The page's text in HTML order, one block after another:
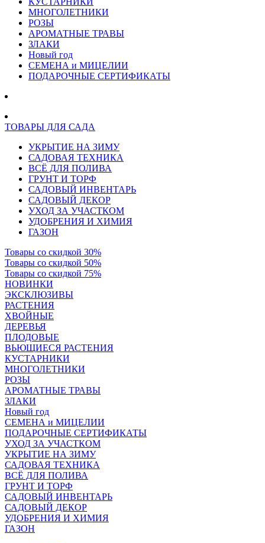
МНОГОЛЕТНИКИ
РОЗЫ
АРОМАТНЫЕ ТРАВЫ
ЗЛАКИ
Новый год
СЕМЕНА и МИЦЕЛИИ
ПОДАРОЧНЫЕ СЕРТИФИКАТЫ
ТОВАРЫ ДЛЯ САДА
УКРЫТИЕ НА ЗИМУ
САДОВАЯ ТЕХНИКА
ВСЁ ДЛЯ ПОЛИВА
ГРУНТ И ТОРФ
САДОВЫЙ ИНВЕНТАРЬ
САДОВЫЙ ДЕКОР
УХОД ЗА УЧАСТКОМ
УДОБРЕНИЯ И ХИМИЯ
ГАЗОН
Товары со скидкой 30%
Товары со скидкой 50%
Товары со скидкой 75%
НОВИНКИ
ЭКСКЛЮЗИВЫ
РАСТЕНИЯ
ХВОЙНЫЕ
ДЕРЕВЬЯ
ПЛОДОВЫЕ
ВЬЮЩИЕСЯ РАСТЕНИЯ
КУСТАРНИКИ
МНОГОЛЕТНИКИ
РОЗЫ
АРОМАТНЫЕ ТРАВЫ
ЗЛАКИ
Новый год
СЕМЕНА и МИЦЕЛИИ
ПОДАРОЧНЫЕ СЕРТИФИКАТЫ
УХОД ЗА УЧАСТКОМ
УКРЫТИЕ НА ЗИМУ
САДОВАЯ ТЕХНИКА
ВСЁ ДЛЯ ПОЛИВА
ГРУНТ И ТОРФ
САДОВЫЙ ИНВЕНТАРЬ
САДОВЫЙ ДЕКОР
УДОБРЕНИЯ И ХИМИЯ
ГАЗОН